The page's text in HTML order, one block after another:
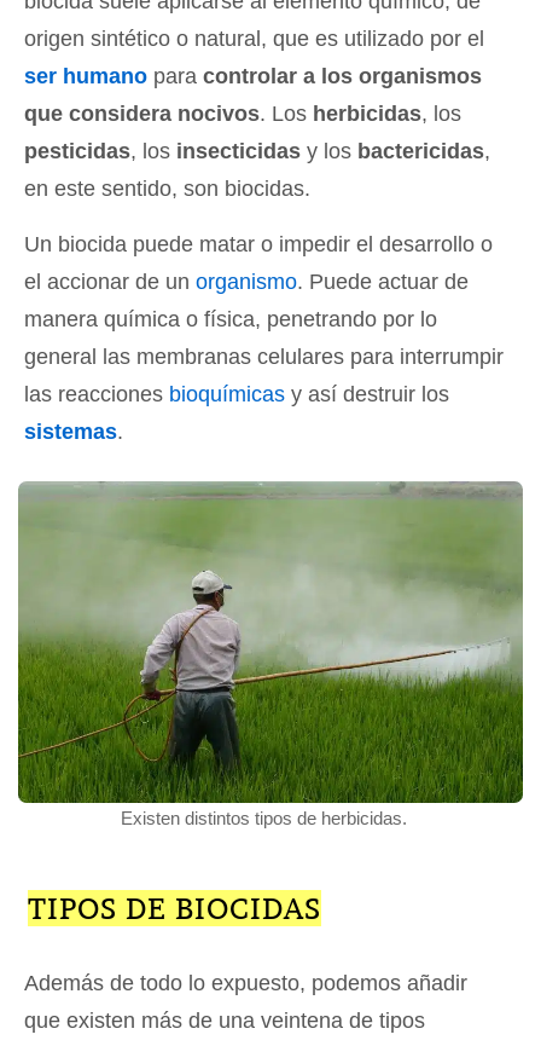
origen sintético o natural, que es utilizado por el
ser humano para controlar a los organismos
que considera nocivos. Los herbicidas, los
pesticidas, los insecticidas y los bactericidas,
en este sentido, son biocidas.
Un biocida puede matar o impedir el desarrollo o
el accionar de un organismo. Puede actuar de
manera química o física, penetrando por lo
general las membranas celulares para interrumpir
las reacciones bioquímicas y así destruir los
sistemas.
Existen distintos tipos de herbicidas.
TIPOS DE BIOCIDAS
Además de todo lo expuesto, podemos añadir
que existen más de una veintena de tipos